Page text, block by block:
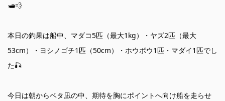
🛥💨
本日の釣果は船中、マダコ5匹（最大1kg）・ヤズ2匹（最大
53cm）・ヨシノゴチ1匹（50cm）・ホウボウ1匹・マダイ1匹でし
た🎣
今日は朝からベタ凪の中、期待を胸にポイントへ向け船を走らせ